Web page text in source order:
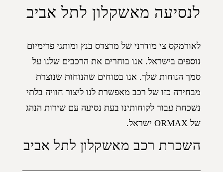
לנסיעה מאשקלון לתל אביב
לאורמקס צי מודרני של מרצדס בנץ ומותגי פרימיום
נוספים בישראל. אנו בוחרים את הרכבים שלנו על
סמך הנוחות שלך. אנו בטוחים שהנוחות שנוצרת
מבחירה כזו של רכב מאפשרת לנו ליצור חוויה בלתי
נשכחת עבור לקוחותינו בעת נסיעה עם שירות הנהג
של ORMAX ישראל.
השכרת רכב מאשקלון לתל אביב